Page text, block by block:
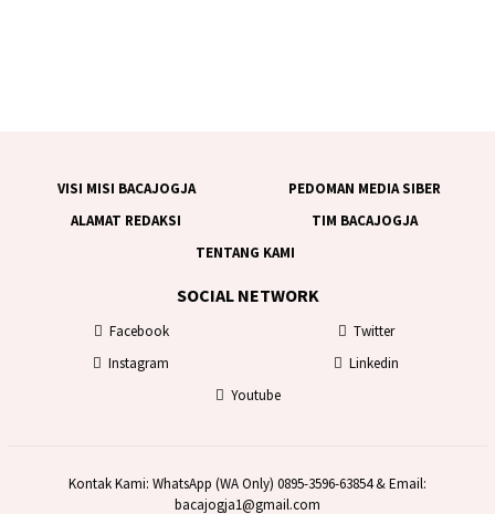
VISI MISI BACAJOGJA
PEDOMAN MEDIA SIBER
ALAMAT REDAKSI
TIM BACAJOGJA
TENTANG KAMI
SOCIAL NETWORK
Facebook
Twitter
Instagram
Linkedin
Youtube
Kontak Kami: WhatsApp (WA Only) 0895-3596-63854 & Email:
bacajogja1@gmail.com